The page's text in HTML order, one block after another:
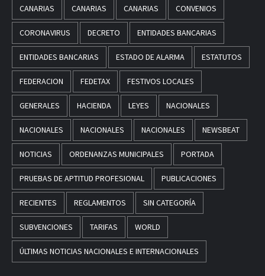
CANARIAS CANARIAS CANARIAS CONVENIOS
CORONAVIRUS DECRETO ENTIDADES BANCARIAS
ENTIDADES BANCARIAS ESTADO DE ALARMA ESTATUTOS
FEDERACION FEDETAX FESTIVOS LOCALES
GENERALES HACIENDA LEYES NACIONALES
NACIONALES NACIONALES NACIONALES NEWSBEAT
NOTICIAS ORDENANZAS MUNICIPALES PORTADA
PRUEBAS DE APTITUD PROFESIONAL PUBLICACIONES
RECIENTES REGLAMENTOS SIN CATEGORÍA
SUBVENCIONES TARIFAS WORLD
ÚLTIMAS NOTICIAS NACIONALES E INTERNACIONALES